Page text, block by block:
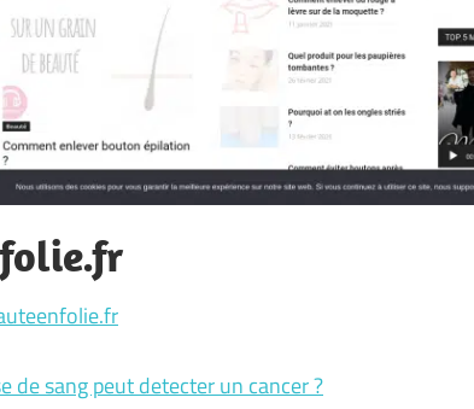
de sang peut detecter un cancer ?